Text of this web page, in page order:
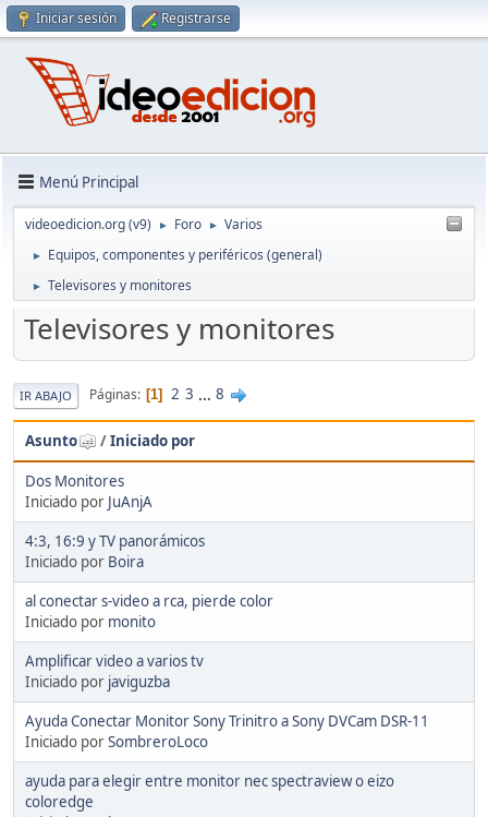
Iniciar sesión Registrarse
Menú Principal
videoedicion.org (v9) ► Foro ► Varios
► Equipos, componentes y periféricos (general)
► Televisores y monitores
Televisores y monitores
IR ABAJO Páginas 1 2 3 ... 8
Asunto /Iniciado por
Dos Monitores
Iniciado por JuAnjA
4:3, 16:9 y TV panorámicos
Iniciado por Boira
al conectar s-video a rca, pierde color
Iniciado por monito
Amplificar video a varios tv
Iniciado por javiguzba
Ayuda Conectar Monitor Sony Trinitro a Sony DVCam DSR-11
Iniciado porSombreroLoco
ayuda para elegir entre monitor nec spectraview o eizo
coloredge